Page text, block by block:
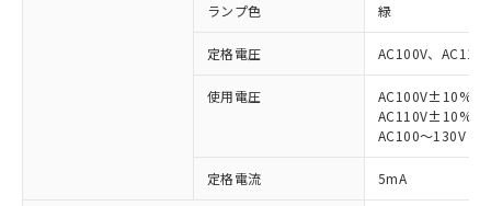
ランプ色 緑
定格電圧 AC100V、
使用電圧
AC100V±10%
AC110V±10%
AC100～130V
定格電流 5mA
対応済み：EU RoHS指令（10物質）の
非含有に対応した製品が提供可能な商品で